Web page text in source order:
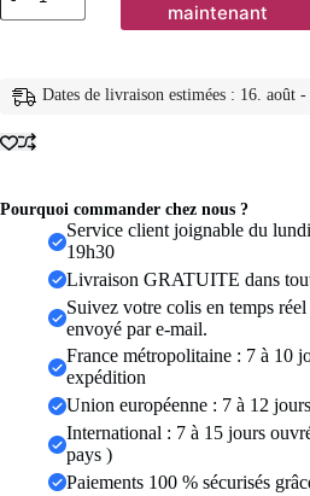
Leggings
pour
avec
haute,
entraînement,
maintenant
Dates de livraison estimées : 16. août
Pourquoi commander chez nous ?
Service client joignable du
19h30
Livraison GRATUITE dans
Suivez votre colis en temps
envoyé par e-mail.
France métropolitaine : 7 à 10
expédition
Union européenne : 7 à 12
International : 7 à 15 jours
pays )
Paiements 100 % sécurisés